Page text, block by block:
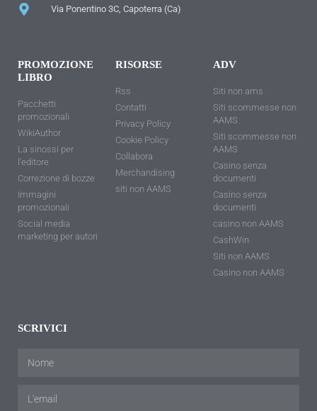
Via Ponentino 3C, Capoterra (Ca)
PROMOZIONE
LIBRO
Pacchetti
promozionali
WikiAuthor
La sinossi per
l'editore
Correzione di bozze
Immagini
promozionali
Social media
marketing per autori
RISORSE
Rss
Contatti
Privacy Policy
Cookie Policy
Collabora
Merchandising
siti non AAMS
ADV
Siti non ams
Siti scommesse non
AAMS
Siti scommesse non
AAMS
Casino senza
documenti
Casino senza
documenti
casino non AAMS
CashWin
Siti non AAMS
Casino non AAMS
SCRIVICI